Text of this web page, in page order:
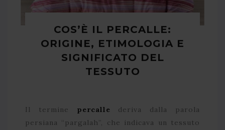
COS’È IL PERCALLE:
ORIGINE, ETIMOLOGIA E
SIGNIFICATO DEL
TESSUTO
Il termine percalle deriva dalla parola
persiana “pargalah”, che indicava un tessuto